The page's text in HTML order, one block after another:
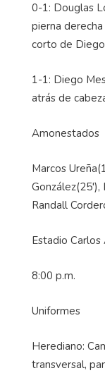
0-1: Douglas
pierna
corto de
1-1: Diego
atrás de
Amonestados
Marcos
González(25'),
Randall
Estadio Carlos
8:00 p.m.
Uniformes
Herediano:
transversal,